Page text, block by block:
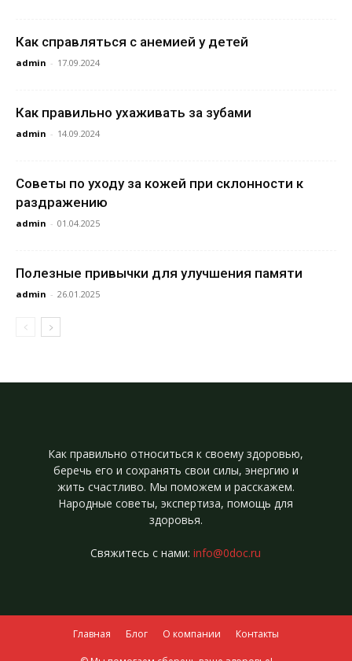
Как справляться с анемией у детей
admin - 17.09.2024
Как правильно ухаживать за зубами
admin - 14.09.2024
Советы по уходу за кожей при склонности к
раздражению
admin - 01.04.2025
Полезные привычки для улучшения памяти
admin - 26.01.2025
Как правильно относиться к своему здоровью,
беречь его и сохранять свои силы, энергию и
жить счастливо. Мы поможем и расскажем.
Народные советы, экспертиза, помощь для
здоровья.
Свяжитесь с нами:info@0doc.ru
Главная Блог О компании Контакты